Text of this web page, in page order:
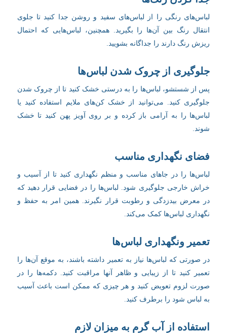
لباس‌های رنگی را از لباس‌های سفید و روشن جدا کنید تا جلوی
انتقال رنگ بین آن‌ها را بگیرید. همچنین، لباس‌هایی که احتمال
ریزش رنگ دارند را جداگانه بشویید.
جلوگیری از چروک شدن لباس‌ها
پس از شستشو، لباس‌ها را به درستی خشک کنید تا از چروک شدن
جلوگیری کنید. می‌توانید از خشک کن‌های ملایم استفاده کنید یا
لباس‌ها را به آرامی باز کرده و بر روی آویز پهن کنید تا خشک
شوند.
فضای نگهداری مناسب
لباس‌ها را در جاهای مناسب و منظم نگهداری کنید تا از آسیب و
خراش خارجی جلوگیری شود. لباس‌ها را در فضایی قرار دهید که
در معرض بیدزدگی و رطوبت قرار نگیرند. همین امر به حفظ و
نگهداری لباس‌ها کمک می‌کند.
تعمیر ونگهداری لباس‌ها
در صورتی که لباس‌ها نیاز به تعمیر داشته باشند، به موقع آن‌ها را
تعمیر کنید تا از زیبایی و ظاهر آنها مراقبت کنید. دکمه‌ها را در
صورت لزوم تعویض کنید و هر چیزی که ممکن است باعث آسیب
به لباس شود را برطرف کنید.
استفاده از آب گرم به میزان لازم